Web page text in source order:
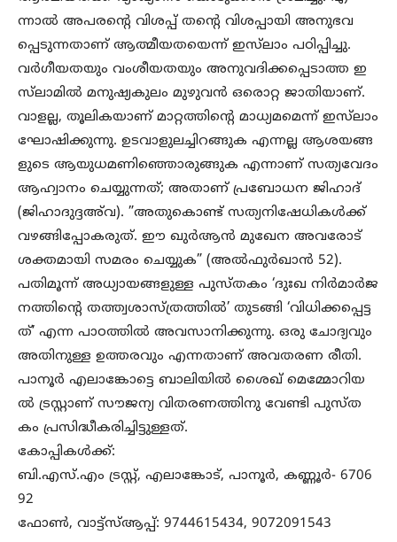
ന്നാല്‍ അപരന്റെ വിശപ്പ് തന്റെ വിശപ്പായി അനുഭവ
പ്പെടുന്നതാണ് ആത്മീയതയെന്ന് ഇസ്‌ലാം പഠിപ്പിച്ചു.
വര്‍ഗീയതയും വംശീയതയും അനുവദിക്കപ്പെടാത്ത ഇ
സ്‌ലാമില്‍ മനുഷ്യകുലം മുഴുവന്‍ ഒരൊറ്റ ജാതിയാണ്.
വാളല്ല, തൂലികയാണ് മാറ്റത്തിന്റെ മാധ്യമമെന്ന് ഇസ്‌ലാം
ഘോഷിക്കുന്നു. ഉടവാളുലച്ചിറങ്ങുക എന്നല്ല ആശയങ്ങ
ളുടെ ആയുധമണിഞ്ഞൊരുങ്ങുക എന്നാണ് സത്യവേദം
ആഹ്വാനം ചെയ്യുന്നത്; അതാണ് പ്രബോധന ജിഹാദ്
(ജിഹാദുദ്ദഅ്‌വ). ”അതുകൊണ്ട് സത്യനിഷേധികള്‍ക്ക്
വഴങ്ങിപ്പോകരുത്. ഈ ഖുര്‍ആന്‍ മുഖേന അവരോട്
ശക്തമായി സമരം ചെയ്യുക” (അല്‍ഫുര്‍ഖാന്‍ 52).
പതിമൂന്ന് അധ്യായങ്ങളുള്ള പുസ്തകം ‘ദുഃഖ നിര്‍മാര്‍ജ
നത്തിന്റെ തത്ത്വശാസ്ത്രത്തില്‍’ തുടങ്ങി ‘വിധിക്കപ്പെട്ട
ത്’ എന്ന പാഠത്തില്‍ അവസാനിക്കുന്നു. ഒരു ചോദ്യവും
അതിനുള്ള ഉത്തരവും എന്നതാണ് അവതരണ രീതി.
പാനൂര്‍ എലാങ്കോട്ടെ ബാലിയില്‍ ശൈഖ് മെമ്മോറിയ
ല്‍ ട്രസ്റ്റാണ് സൗജന്യ വിതരണത്തിനു വേണ്ടി പുസ്ത
കം പ്രസിദ്ധീകരിച്ചിട്ടുള്ളത്.
കോപ്പികള്‍ക്ക്:
ബി.എസ്.എം ട്രസ്റ്റ്, എലാങ്കോട്, പാനൂര്‍, കണ്ണൂര്‍- 6706
92
ഫോണ്‍, വാട്ട്‌സ്ആപ്പ്: 9744615434, 9072091543